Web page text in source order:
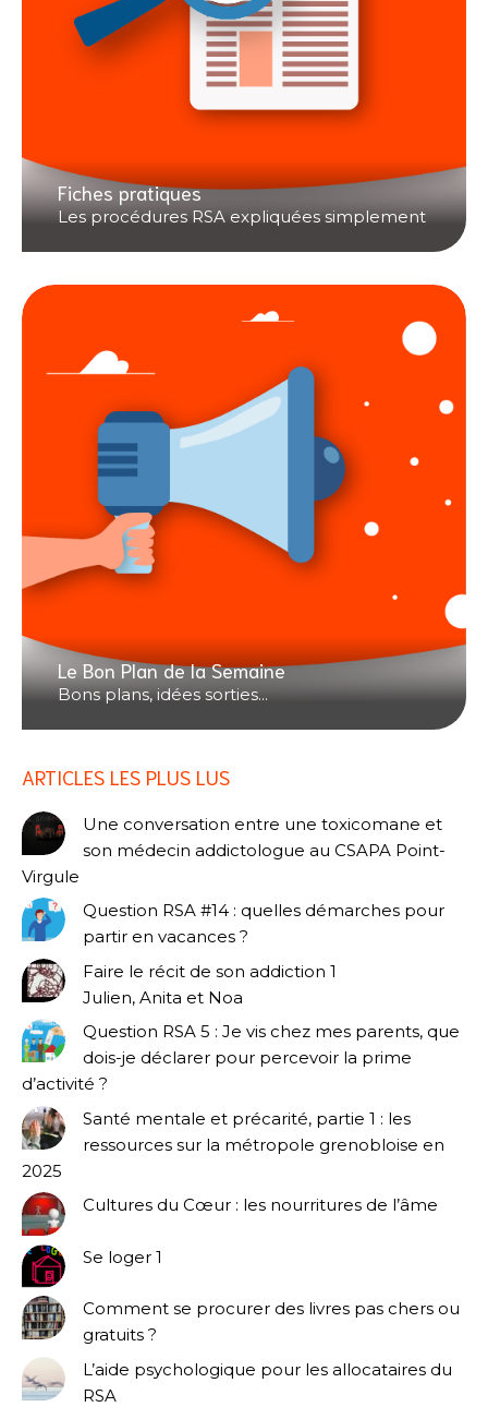
Fiches pratiques
Les procédures RSA expliquées simplement
Le Bon Plan de la Semaine
Bons plans, idées sorties...
ARTICLES LES PLUS LUS
Une conversation entre une toxicomane et
son médecin addictologue au CSAPA Point-
Virgule
Question RSA #14 : quelles démarches pour
partir en vacances ?
Faire le récit de son addiction 1
Julien, Anita et Noa
Question RSA 5 : Je vis chez mes parents, que
dois-je déclarer pour percevoir la prime
d’activité ?
Santé mentale et précarité, partie 1 : les
ressources sur la métropole grenobloise en
2025
Cultures du Cœur : les nourritures de l’âme
Se loger 1
Comment se procurer des livres pas chers ou
gratuits ?
L’aide psychologique pour les allocataires du
RSA